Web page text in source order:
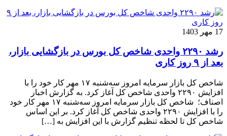
17 مهر 1403
رشد ۲۲۹۰ واحدی شاخص کل بورس در بازگشایی بازار،
بعد از ۹ روز کاری
شاخص کل بازار سرمایه امروز سه‌شنبه ۱۷ مهر کار خود را با
افزایش ۲۲۹۰ واحدی شاخص کل آغاز کرد. به گزارش اخبار
اصناف؛ شاخص کل بازار سرمایه امروز سه‌شنبه ۱۷ مهر کار خود
را با افزایش ۲۲۹۰ واحدی شاخص کل آغاز کرد. بر این اساس
شاخص کل تا لحظه تنظیم گزارش با این افزایش به […]